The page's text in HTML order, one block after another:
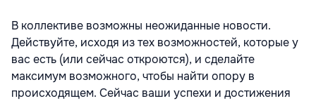
В коллективе возможны неожиданные новости.
Действуйте, исходя из тех возможностей, которые у
вас есть (или сейчас откроются), и сделайте
максимум возможного, чтобы найти опору в
происходящем. Сейчас ваши успехи и достижения